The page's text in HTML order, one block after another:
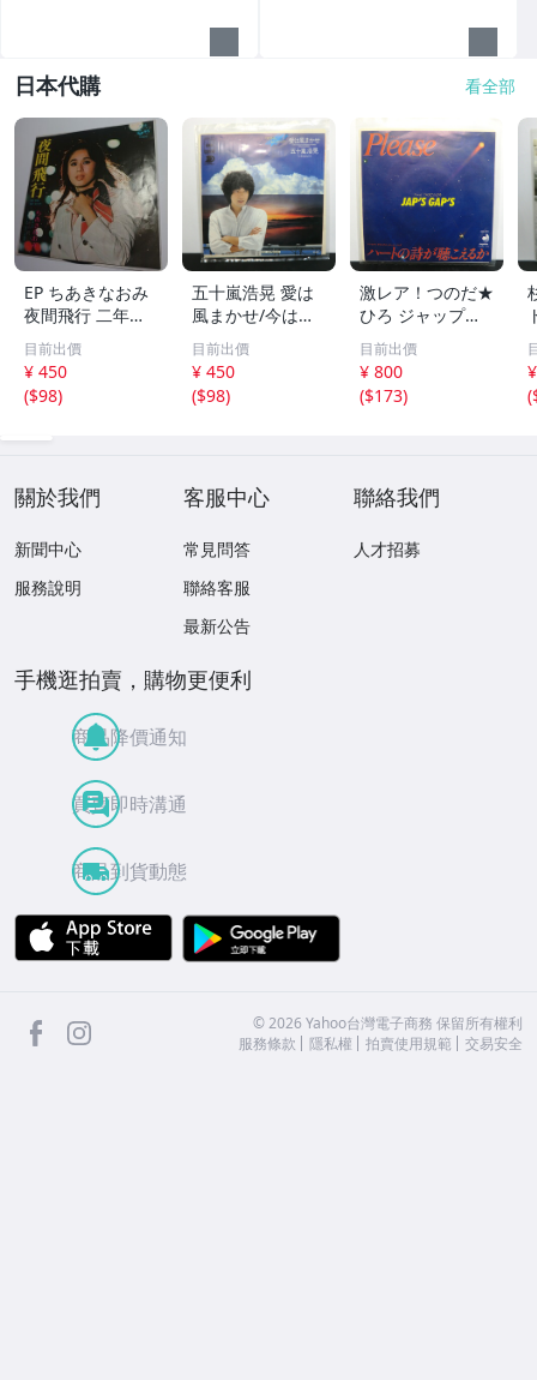
日本代購 看全部
EP ちあきなおみ
夜間飛行 二年前
の秋
目前出價
¥ 450
($98)
五十嵐浩晃 愛は
風まかせ/今はひ
とりで EPレコー
ド シングル 06SH
771/1980 スプラ
イトのCMソング
目前出價
¥ 450
($98)
激レア！つのだ★
ひろ ジャップ
ス・ギャップス/
プリーズ EPレコ
ード シングル
『ハートの詩が聴
目前出價
¥ 800
($173)
(
關於我們
新聞中心
服務說明
客服中心
常見問答
聯絡客服
最新公告
聯絡我們
人才招募
手機逛拍賣，購物更便利
商品降價通知
買賣即時溝通
商品到貨動態
APP Store
facebook ©2026 Yahoo台灣電子商務 保留所有權利
服務條款
隱私權 拍賣使用規範 交易安全